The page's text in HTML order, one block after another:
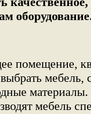
помещение,
мебель,
мебель